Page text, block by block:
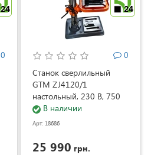
24
0
24
0
Станок сверлильный
GTM ZJ4120/1
настольный, 230 В, 750
Вт (ZJ4120/1)
В наличии
Арт: 18686
25 990 грн.